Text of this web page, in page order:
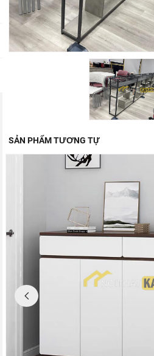
SẢN PHẨM TƯƠNG TỰ